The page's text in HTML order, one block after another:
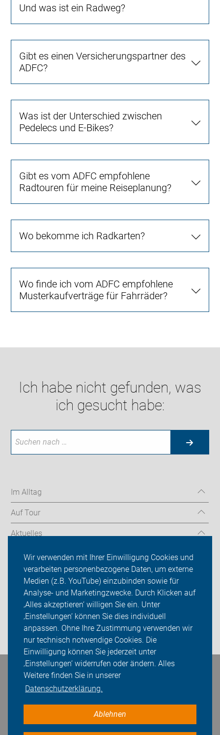
Wir verwenden mit Ihrer Einwilligung Cookies und
verarbeiten personenbezogene Daten, um externe
Medien (z.B. YouTube) einzubinden sowie für
Analyse- und Marketingzwecke. Durch Klicken auf
‚Alles akzeptieren‘ willigen Sie ein. Unter
‚Einstellungen‘ können Sie dies individuell
anpassen. Ohne Ihre Zustimmung verwenden wir
nur technisch notwendige Cookies. Die
Einwilligung können Sie jederzeit unter
‚Einstellungen‘ widerrufen oder ändern. Alles
Weitere finden Sie in unserer
Datenschutzerklärung.
Ablehnen
Und was ist ein Radweg?
Gibt es einen Versicherungspartner des
ADFC?
Was ist der Unterschied zwischen
Pedelecs und E-Bikes?
Gibt es vom ADFC empfohlene
Radtouren für meine Reiseplanung?
Wo bekomme ich Radkarten?
Wo finde ich vom ADFC empfohlene
Musterkaufverträge für Fahrräder?
Ich habe nicht gefunden, was
ich gesucht habe:
Im Alltag
Auf Tour
Aktuelles
Über uns
Mitgliedschaft
Fachwissen
Presse
Login
Bleiben Sie in Kontakt